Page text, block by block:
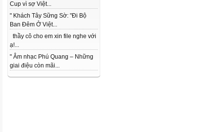
Cup vì sợ Việt...
" Khách Tây Sững Sờ: "Đi Bộ
Ban Đêm Ở Việt...
thầy cô cho em xin file nghe với
ạ!...
" Âm nhạc Phú Quang – Những
giai điệu còn mãi...